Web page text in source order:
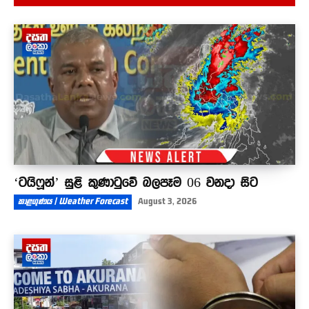
දැයෙන් සමුඅරන් අදට වසර 34ක්
03:57
‘ටයිෆූන්’ සුළි කුණාටුවේ බලපෑම 06 වනදා සිට
කාළගුණය | Weather Forecast August 3, 2026